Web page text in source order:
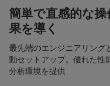
簡単で直感的な
果を導く
最先端のエンジニアリング
動セットアップ。優れた性
分析環境を提供